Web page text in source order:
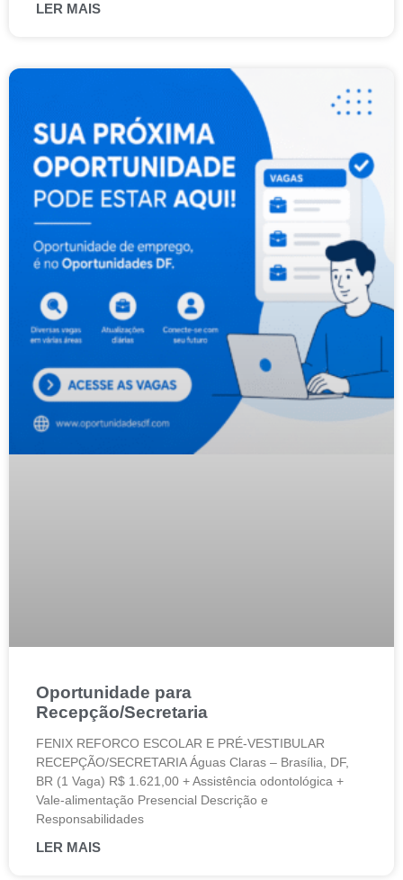
LER MAIS
Oportunidade para
Recepção/Secretaria
FENIX REFORCO ESCOLAR E PRÉ-VESTIBULAR
RECEPÇÃO/SECRETARIA Águas Claras – Brasília, DF,
BR (1 Vaga) R$ 1.621,00 + Assistência odontológica +
Vale-alimentação Presencial Descrição e
Responsabilidades
LER MAIS